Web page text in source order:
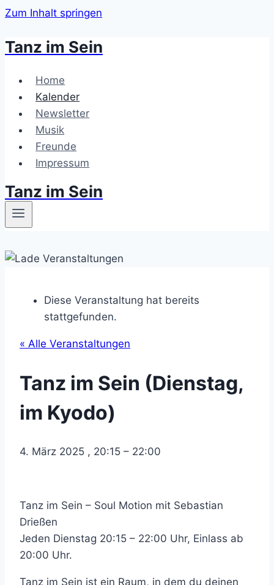
Zum Inhalt springen
Tanz im Sein
Home
Kalender
Newsletter
Musik
Freunde
Impressum
Tanz im Sein
Diese Veranstaltung hat bereits
stattgefunden.
« Alle Veranstaltungen
Tanz im Sein (Dienstag,
im Kyodo)
4. März 2025 , 20:15 – 22:00
Tanz im Sein – Soul Motion mit Sebastian
Drießen
Jeden Dienstag 20:15 – 22:00 Uhr, Einlass ab
20:00 Uhr.
Tanz im Sein ist ein Raum, in dem du deinen